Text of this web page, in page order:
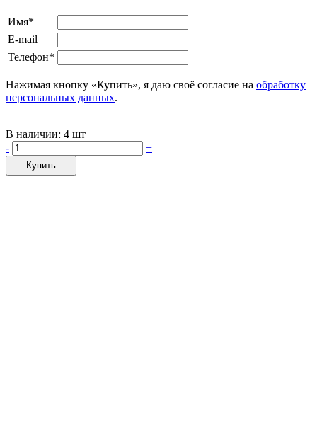
Имя*
E-mail
Телефон*
Нажимая кнопку «Купить», я даю своё согласие на обработку
персональных данных.
В наличии: 4 шт
-
+
Купить